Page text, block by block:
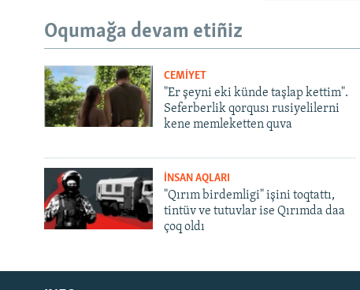
Русский
Oqumağa devam etiñiz
CEMİYET
"Er şeyni eki künde taşlap kettim".
Seferberlik qorqusı rusiyelilerni
kene memleketten quva
İNSAN AQLARI
"Qırım birdemligi" işini toqtattı,
tintüv ve tutuvlar ise Qırımda daa
çoq oldı